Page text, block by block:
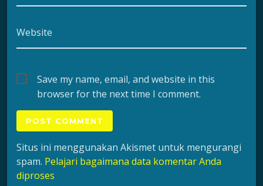
Website
Save my name, email, and website in this
browser for the next time I comment.
Situs ini menggunakan Akismet untuk mengurangi
spam. Pelajari bagaimana data komentar Anda
diproses